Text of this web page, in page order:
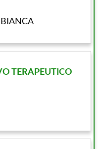
BIANCA
TERAPEUTICO